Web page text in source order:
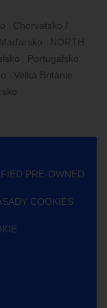
Chorvatsko /
Maďarsko
NORTH
Portugalsko
Velká Británie
PRE-OWNED
COOKIES